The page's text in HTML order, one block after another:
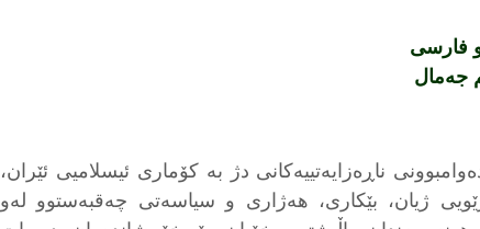
فارسى
جەمال
ناڕەزايەتييەكانى دژ بە کۆماری ئیسلامیی ئێران،
ژيان، بێكارى، هەژارى و سياسەتى چەقبەستوو لەو